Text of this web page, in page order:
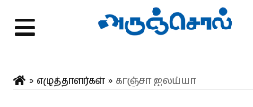
» எழுத்தாளர்கள்» காஞ்சா ஐலய்யா